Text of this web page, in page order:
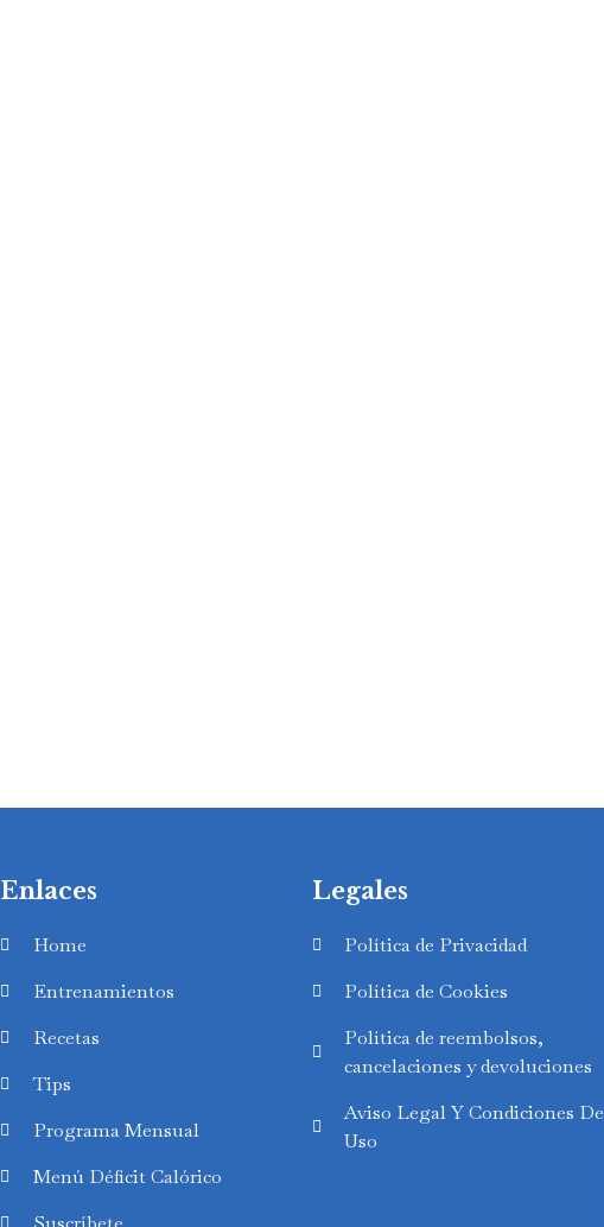
Enlaces
Home
Entrenamientos
Recetas
Tips
Programa Mensual
Menú Déficit Calórico
Legales
Política de Privacidad
Política de Cookies
Política de reembolsos,
cancelaciones y devoluciones
Aviso Legal Y Condiciones De
Uso